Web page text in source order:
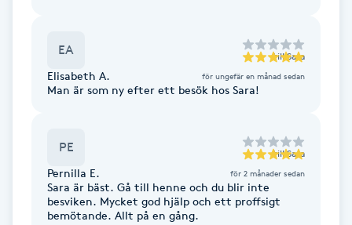
Celluliter
Color correction
Cryoterapi
EA till Sara
Elisabeth A. för ungefär en månad sedan
Man är som ny efter ett besök hos Sara!
PE till Sara
Pernilla E. för 2 månader sedan
Sara är bäst. Gå till henne och du blir inte
besviken. Mycket god hjälp och ett proffsigt
bemötande. Allt på en gång.